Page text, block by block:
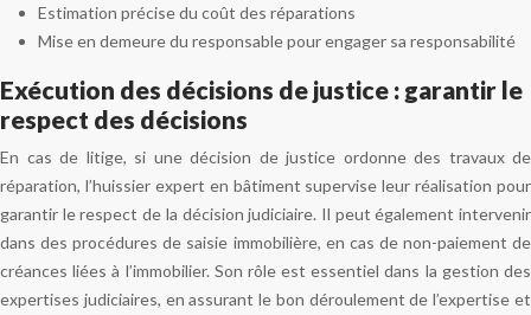
Estimation précise du coût des réparations
Mise en demeure du responsable pour engager sa responsabilité
Exécution des décisions de justice : garantir le
respect des décisions
En cas de litige, si une décision de justice ordonne des travaux de
réparation, l’huissier expert en bâtiment supervise leur réalisation pour
garantir le respect de la décision judiciaire. Il peut également intervenir
dans des procédures de saisie immobilière, en cas de non-paiement de
créances liées à l’immobilier. Son rôle est essentiel dans la gestion des
expertises judiciaires, en assurant le bon déroulement de l’expertise et